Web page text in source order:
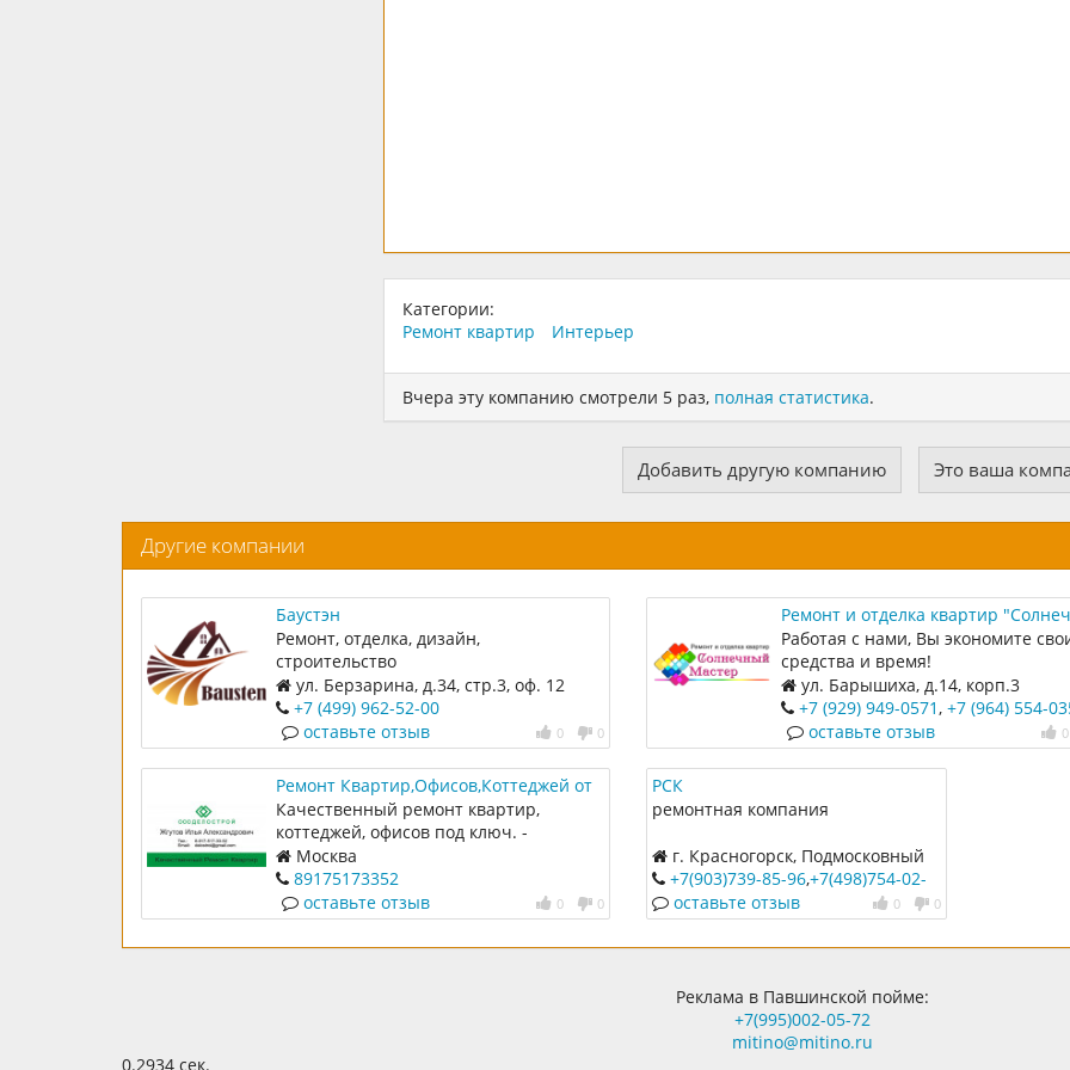
Категории:
Ремонт квартир
Интерьер
Вчера эту компанию смотрели 5 раз, полная статистика.
Добавить другую компанию Это ваша
Другие компании
Баустэн
Ремонт, отделка, дизайн,
строительство
ул. Берзарина, д.34, стр.3, оф. 12
+7 (499) 962-52-00
0 0
оставьте отзыв
Ремонт и отделка квартир
мастер"
Работая с нами, Вы экономите
средства и время!
ул. Барышиха, д.14, корп.3
+7 (929) 949-0571, +7 (964) 554-
0
оставьте отзыв
Ремонт Квартир,Офисов,Коттеджей от
2500р/м2 (ООО ДЕЛОСТРОЙ)
Качественный ремонт квартир,
коттеджей, офисов под ключ. -
грамотный подход - профессионализм
наших мастеров - гарантия на ремонт
- выполнение в соответствии с
договором и согласованной сметой -
оптимальные сроки
Москва
89175173352
0 0
оставьте отзыв
РСК
ремонтная компания
г. Красногорск, Подмосковный
бульвар, 1
+7(903)739-85-96,+7(498)754-02-
05
0 0
оставьте отзыв
Реклама в Павшинской пойме:
+7(995)002-05-72
mitino@mitino.ru
0.2934 сек.